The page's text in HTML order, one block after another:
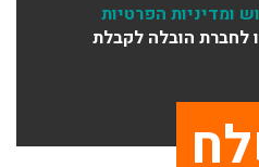
ומדיניות הפרטיות
לחברת הובלה לקבלת